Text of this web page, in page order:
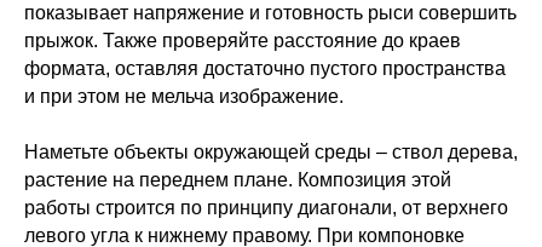
показывает напряжение и готовность рыси совершить
прыжок. Также проверяйте расстояние до краев
формата, оставляя достаточно пустого пространства
и при этом не мельча изображение.
Наметьте объекты окружающей среды – ствол дерева,
растение на переднем плане. Композиция этой
работы строится по принципу диагонали, от верхнего
левого угла к нижнему правому. При компоновке